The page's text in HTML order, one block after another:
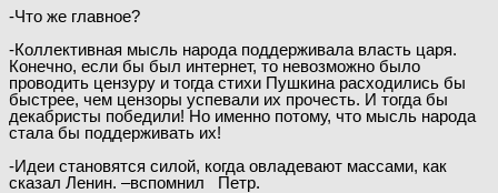
-Что же главное?
-Коллективная мысль народа поддерживала власть царя.
Конечно, если бы был интернет, то невозможно было
проводить цензуру и тогда стихи Пушкина расходились бы
быстрее, чем цензоры успевали их прочесть. И тогда бы
декабристы победили! Но именно потому, что мысль народа
стала бы поддерживать их!
-Идеи становятся силой, когда овладевают массами, как
сказал Ленин. –вспомнил Петр.